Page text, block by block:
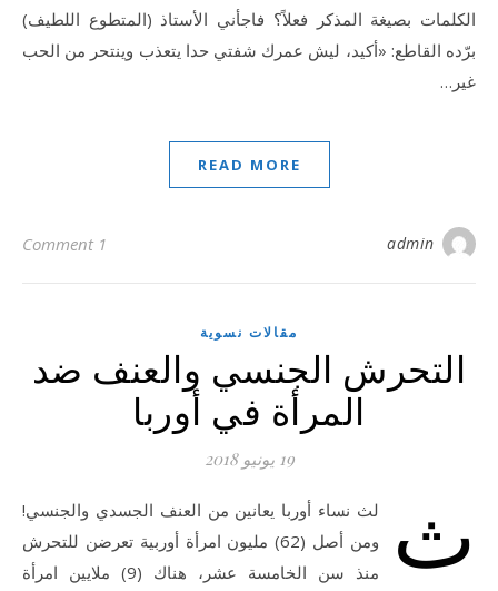
الكلمات بصيغة المذكر فعلاً؟ فاجأني الأستاذ (المتطوع اللطيف)
برّده القاطع: «أكيد، ليش عمرك شفتي حدا يتعذب وينتحر من الحب
غير…
READ MORE
admin
1 Comment
مقالات نسوية
التحرش الجنسي والعنف ضد
المرأة في أوربا
19 يونيو 2018
ث
لث نساء أوربا يعانين من العنف الجسدي والجنسي!
ومن أصل (62) مليون امرأة أوربية تعرضن للتحرش
منذ سن الخامسة عشر، هناك (9) ملايين امرأة